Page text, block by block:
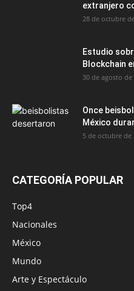
extranjero
28 de octubre
Estudio
Blockchain
30 de agosto de
Once
México
5 de octubre de
CATEGORÍA POPULAR
Top4
Nacionales
México
Mundo
Arte y Espectáculo